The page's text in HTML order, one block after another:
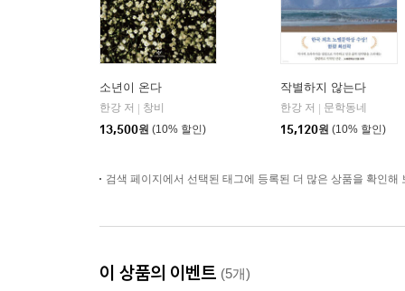
소년이 온다
한강 저
창비
13,500원 (10% 할인)
작별하지 않는다
한강 저
문학동네
15,120원 (10% 할인)
검색 페이지에서 선택된 태그에 등록된 더 많은 상품을 확인해
이 상품의 이벤트 (5개)